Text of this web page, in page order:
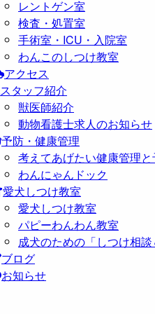
レントゲン室
検査・処置室
手術室・ICU・入院室
わんこのしつけ教室
アクセス
スタッフ紹介
獣医師紹介
動物看護士求人のお知らせ
予防・健康管理
考えてあげたい健康管理
わんにゃんドック
愛犬しつけ教室
愛犬しつけ教室
パピーわんわん教室
成犬のための「しつけ相談
ブログ
お知らせ